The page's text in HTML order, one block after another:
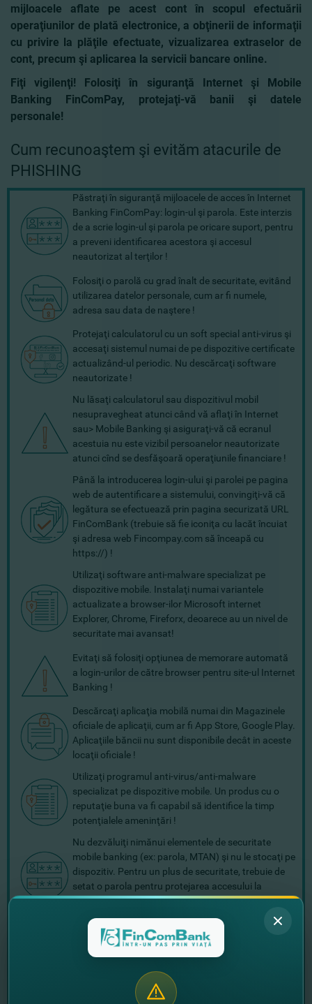
mijloacele aflate pe acest cont în scopul efectuării
operaţiunilor de plată electronice, a obţinerii de informaţii
cu privire la plăţile efectuate, vizualizarea extraselor de
cont, precum şi aplicarea la servicii bancare online.
Fiţi vigilenţi! Folosiţi în siguranţă Internet şi Mobile
Banking FinComPay, protejaţi-vă banii şi datele
personale!
Cum recunoaştem şi evităm atacurile de
PHISHING
Păstraţi în siguranţă mijloacele de acces în Internet
Banking FinComPay: login-ul şi parola. Este interzis
de a scrie login-ul şi parola pe oricare suport, pentru
a preveni identificarea acestora şi accesul
neautorizat al terţilor !
Folosiţi o parolă cu grad înalt de securitate, evitând
utilizarea datelor personale, cum ar fi numele,
adresa sau data de naştere !
Protejaţi calculatorul cu un soft special anti-virus şi
accesaţi sistemul numai de pe dispozitive certificate
actualizând-ul periodic. Nu descărcaţi software
neautorizate !
Nu lăsaţi calculatorul sau dispozitivul mobil
nesupravegheat atunci când vă aflaţi în Internet
sau> Mobile Banking şi asiguraţi-vă că ecranul
acestuia nu este vizibil persoanelor neautorizate
atunci cînd se desfăşoară operaţiunile financiare !
Până la introducerea login-ului şi parolei pe pagina
web de autentificare a sistemului, convingiţi-vă că
legătura se efectuează prin pagina securizată URL
FinComBank (trebuie să fie iconiţa cu lacăt încuiat
şi adresa web Fincompay.com să înceapă cu
https://) !
Utilizaţi software anti-malware specializat pe
dispozitive mobile. Instalaţi numai variantele
actualizate a browser-ilor Microsoft internet
Explorer, Chrome, Fireforx, deoarece au un nivel de
securitate mai avansat!
Evitaţi să folosiţi opţiunea de memorare automată
a login-urilor de către browser pentru site-ul Internet
Banking !
Descărcaţi aplicaţia mobilă numai din Magazinele
oficiale de aplicaţii, cum ar fi App Store, Google Play.
Aplicaţiile băncii nu sunt disponibile decât in aceste
locaţii oficiale !
Utilizaţi programul anti-virus/anti-malware
specializat pe dispozitive mobile. Un produs cu o
reputaţie buna va fi capabil să identifice la timp
potenţialele ameninţări !
Nu dezvăluiţi nimănui elementele de securitate
mobile banking (ex: parola, MTAN) şi nu le stocaţi pe
dispozitiv. Pentru un plus de securitate, trebuie de
setat o parola pentru protejarea accesului la
telefonul mobil, tabletă sau alt gadget !
Evitaţi utilizarea reţelelor Wi-Fi publice pentru
efectuarea tranzacţiilor online, întrucât acestea pot
fi utilizate pentru capturarea datelor transmise !
În caz de pierdere, furt sau copiere / accesarea
neautorizată a informaţiilor despre login şi parola,